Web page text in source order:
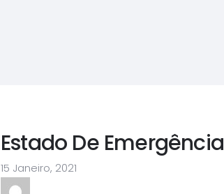
Estado De Emergência
15 Janeiro, 2021